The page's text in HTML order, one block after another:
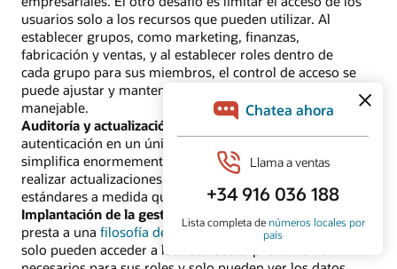
usuarios solo a los recursos que pueden utilizar. Al
establecer grupos, como marketing, finanzas,
fabricación y ventas, y al establecer roles dentro de
cada grupo para sus miembros, el control de acceso se
puede ajustar y mantener en una ubicación central y
manejable.
Auditoría y actualización de estándares.
autenticación en un único marco de mecanismos
simplifica enormemente la auditoría y el proceso de
realizar actualizaciones para cumplir con los nuevos
estándares a medida que surgen.
Implantación de la gestión de roles y permisos.
presta a una filosofía de confianza cero. Los usuarios
solo pueden acceder a los recursos explícitamente